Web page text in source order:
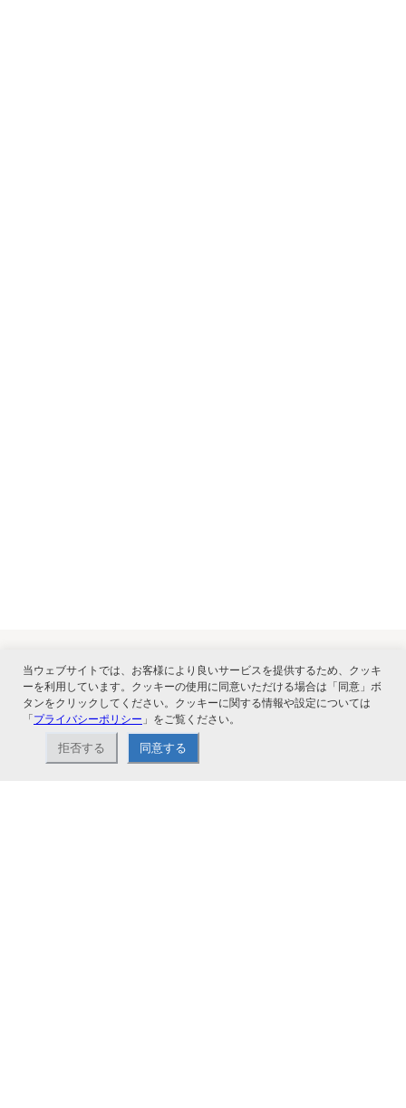
関連サービス
当ウェブサイトでは、お客様により良いサービスを提供するため、クッキ
ーを利用しています。クッキーの使用に同意いただける場合は「同意」ボ
タンをクリックしてください。クッキーに関する情報や設定については
「プライバシーポリシー 」をご覧ください。
拒否する 同意する